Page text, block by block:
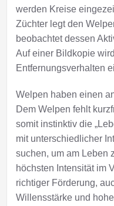
werden Kreise
Züchter legt den
beobachtet dessen
Auf einer Bildkopie
Entfernungsverhalten
Welpen haben einen
Dem Welpen fehlt
somit instinktiv die
mit unterschiedlicher
suchen, um am Leben
höchsten Intensität im
richtiger Förderung,
Willensstärke und